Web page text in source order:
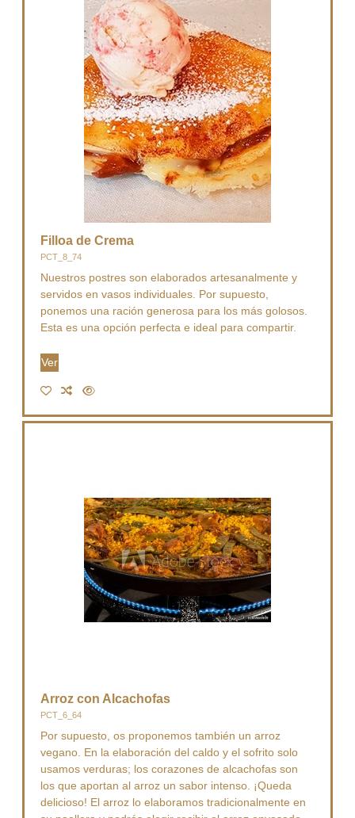
Filloa de Crema
PCT_8_74
Nuestros postres son elaborados artesanalmente y
servidos en vasos individuales. Por supuesto,
ponemos una ración generosa para los más golosos.
Esta es una opción perfecta e ideal para compartir.
Ver
Arroz con Alcachofas
PCT_6_64
Por supuesto, os proponemos también un arroz
vegano. En la elaboración del caldo y el sofrito solo
usamos verduras; los corazones de alcachofas son
los que aportan al arroz un sabor intenso. ¡Queda
delicioso! El arroz lo elaboramos tradicionalmente en